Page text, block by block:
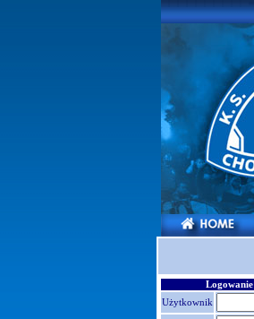
Logowanie
Użytkownik